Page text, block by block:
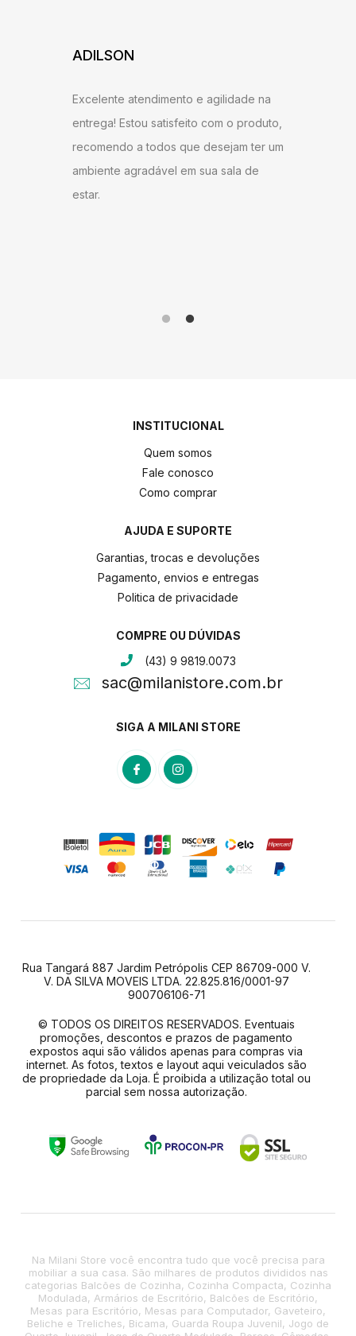
ADILSON
Excelente atendimento e agilidade na
entrega! Estou satisfeito com o produto,
recomendo a todos que desejam ter um
ambiente agradável em sua sala de
estar.
INSTITUCIONAL
Quem somos
Fale conosco
Como comprar
AJUDA E SUPORTE
Garantias, trocas e devoluções
Pagamento, envios e entregas
Politica de privacidade
COMPRE OU DÚVIDAS
(43) 9 9819.0073
sac@milanistore.com.br
SIGA A MILANI STORE
Rua Tangará 887 Jardim Petrópolis CEP 86709-000 V.
V. DA SILVA MOVEIS LTDA. 22.825.816/0001-97
900706106-71
© TODOS OS DIREITOS RESERVADOS. Eventuais
promoções, descontos e prazos de pagamento
expostos aqui são válidos apenas para compras via
internet. As fotos, textos e layout aqui veiculados são
de propriedade da Loja. É proibida a utilização total ou
parcial sem nossa autorização.
Na Milani Store você encontra tudo que você precisa para
mobiliar a sua casa. São milhares de produtos divididos nas
categorias Balcões de Cozinha, Cozinha Compacta, Cozinha
Modulada, Armários de Escritório, Balcões de Escritório,
Mesas para Escritório, Mesas para Computador, Gaveteiro,
Beliche e Treliches, Bicama, Guarda Roupa Juvenil, Jogo de